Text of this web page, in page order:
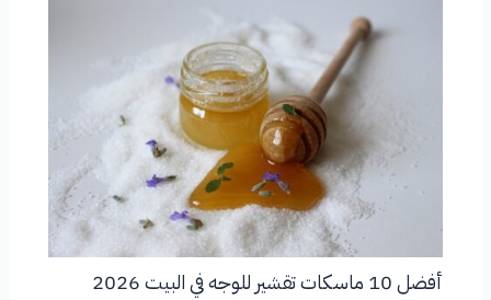
أفضل 10 ماسكات تقشير للوجه في البيت 2026